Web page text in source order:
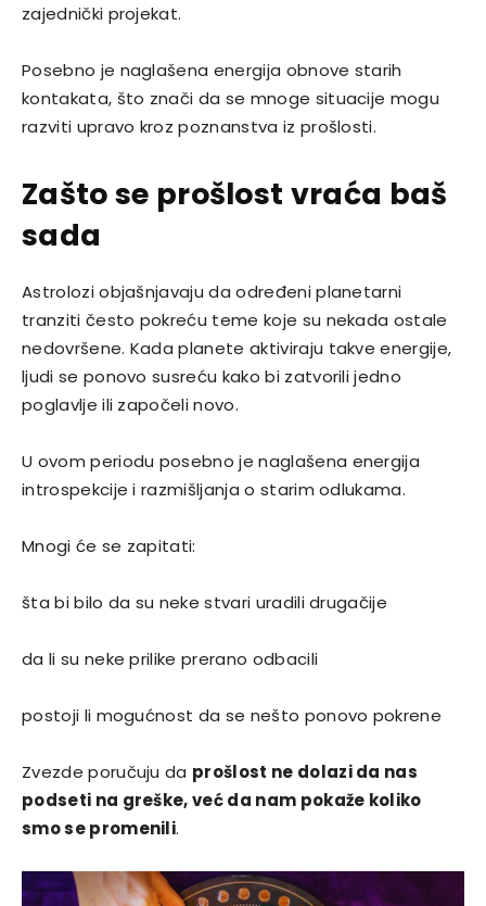
zajednički projekat.
Posebno je naglašena energija obnove starih
kontakata, što znači da se mnoge situacije mogu
razviti upravo kroz poznanstva iz prošlosti.
Zašto se prošlost vraća baš
sada
Astrolozi objašnjavaju da određeni planetarni
tranziti često pokreću teme koje su nekada ostale
nedovršene. Kada planete aktiviraju takve energije,
ljudi se ponovo susreću kako bi zatvorili jedno
poglavlje ili započeli novo.
U ovom periodu posebno je naglašena energija
introspekcije i razmišljanja o starim odlukama.
Mnogi će se zapitati:
šta bi bilo da su neke stvari uradili drugačije
da li su neke prilike prerano odbacili
postoji li mogućnost da se nešto ponovo pokrene
Zvezde poručuju da prošlost ne dolazi da nas
podseti na greške, već da nam pokaže koliko
smo se promenili.